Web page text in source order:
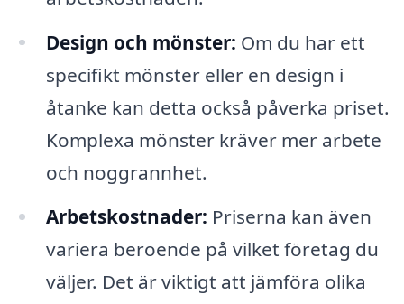
Design och mönster: Om du har ett
specifikt mönster eller en design i
åtanke kan detta också påverka priset.
Komplexa mönster kräver mer arbete
och noggrannhet.
Arbetskostnader: Priserna kan även
variera beroende på vilket företag du
väljer. Det är viktigt att jämföra olika